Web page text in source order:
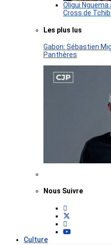
Oligui Nguema
Cross de
Les plus lus
Gabon: Sébastien
Panthères
Nous Suivre
Culture